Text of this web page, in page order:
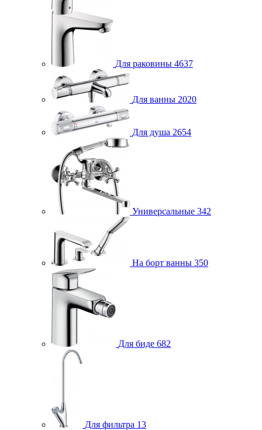
Для раковины 4637
Для ванны 2020
Для душа 2654
Универсальные 342
На борт ванны 350
Для биде 682
Для фильтра 13